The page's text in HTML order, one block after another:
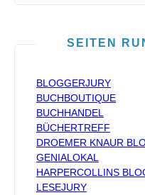
SEITEN
BLOGGERJURY
BUCHBOUTIQUE
BUCHHANDEL
BÜCHERTREFF
DROEMER KNAUR
GENIALOKAL
HARPERCOLLINS
LESEJURY